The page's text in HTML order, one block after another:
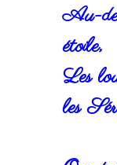
Au-
étoile,
Les
les